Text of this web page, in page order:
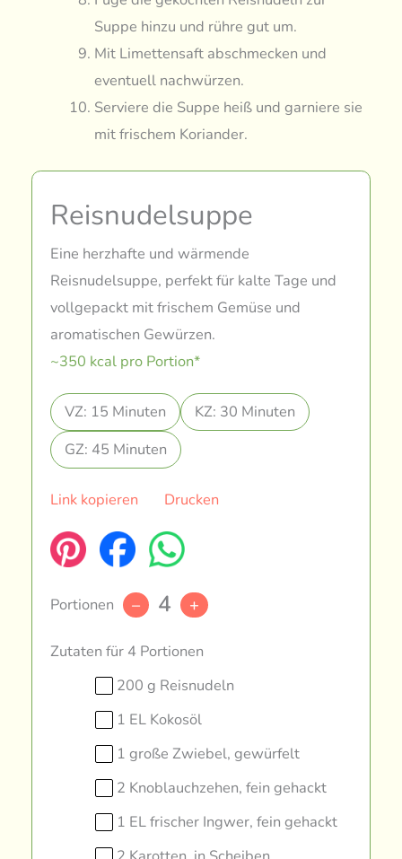
Suppe hinzu und rühre gut um.
Mit Limettensaft abschmecken und
eventuell nachwürzen.
Serviere die Suppe heiß und garniere sie
mit frischem Koriander.
Reisnudelsuppe
Eine herzhafte und wärmende
Reisnudelsuppe, perfekt für kalte Tage und
vollgepackt mit frischem Gemüse und
aromatischen Gewürzen.
~350 kcal pro Portion*
VZ: 15 Minuten
KZ: 30 Minuten
GZ: 45 Minuten
Link kopieren Drucken
Portionen – 4 +
Zutaten für 4 Portionen
200 g Reisnudeln
1 EL Kokosöl
1 große Zwiebel, gewürfelt
2 Knoblauchzehen, fein gehackt
1 EL frischer Ingwer, fein gehackt